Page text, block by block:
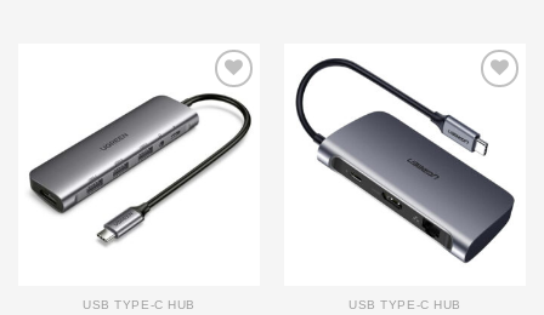
Add to
wishlist
USB TYPE-C HUB
wishlist
USB TYPE-C HUB